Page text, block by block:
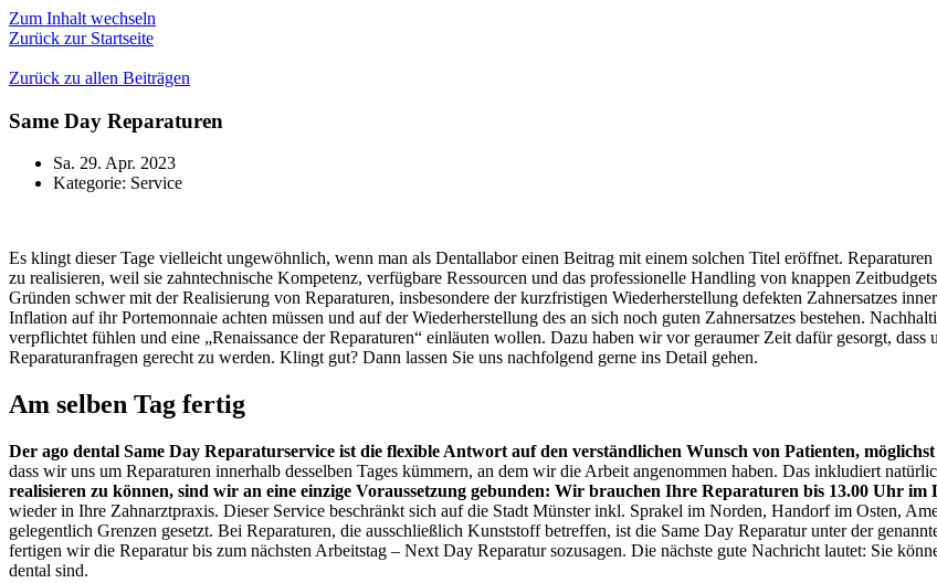
Zum Inhalt wechseln
Zurück zur Startseite
Zurück zu allen Beiträgen
Same Day Reparaturen
Sa. 29. Apr. 2023
Kategorie: Service
Es klingt dieser Tage vielleicht ungewöhnlich, wenn man als Dentallabor einen Beitrag mit einem solchen Titel eröffnet.
zu realisieren, weil sie zahntechnische Kompetenz, verfügbare Ressourcen und das professionelle Handling von knappen
Gründen schwer mit der Realisierung von Reparaturen, insbesondere der kurzfristigen Wiederherstellung defekten Zahnersatzes
Inflation auf ihr Portemonnaie achten müssen und auf der Wiederherstellung des an sich noch guten Zahnersatzes bestehen.
verpflichtet fühlen und eine „Renaissance der Reparaturen“ einläuten wollen. Dazu haben wir vor geraumer Zeit dafür gesorgt,
Reparaturanfragen gerecht zu werden. Klingt gut? Dann lassen Sie uns nachfolgend gerne ins Detail gehen.
Am selben Tag fertig
Der ago dental Same Day Reparaturservice ist die flexible Antwort auf den verständlichen Wunsch von Patienten,
dass wir uns um Reparaturen innerhalb desselben Tages kümmern, an dem wir die Arbeit angenommen haben. Das inkludiert
realisieren zu können, sind wir an eine einzige Voraussetzung gebunden: Wir brauchen Ihre Reparaturen bis 13.00 Uhr im
wieder in Ihre Zahnarztpraxis. Dieser Service beschränkt sich auf die Stadt Münster inkl. Sprakel im Norden, Handorf im Osten,
gelegentlich Grenzen gesetzt. Bei Reparaturen, die ausschließlich Kunststoff betreffen, ist die Same Day Reparatur unter der
fertigen wir die Reparatur bis zum nächsten Arbeitstag – Next Day Reparatur sozusagen. Die nächste gute Nachricht lautet: Sie
dental sind.